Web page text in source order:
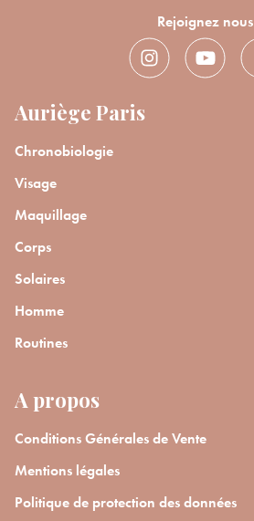
Rejoignez nous
Auriège Paris
Chronobiologie
Visage
Maquillage
Corps
Solaires
Homme
Routines
A propos
Conditions Générales de Vente
Mentions légales
Politique de protection des données